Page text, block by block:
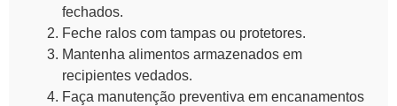
fechados.
Feche ralos com tampas ou protetores.
Mantenha alimentos armazenados em
recipientes vedados.
Faça manutenção preventiva em encanamentos